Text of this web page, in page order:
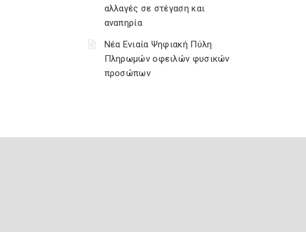
αλλαγές σε στέγαση και
αναπηρία
Νέα Ενιαία Ψηφιακή Πύλη
Πληρωμών οφειλών φυσικών
προσώπων